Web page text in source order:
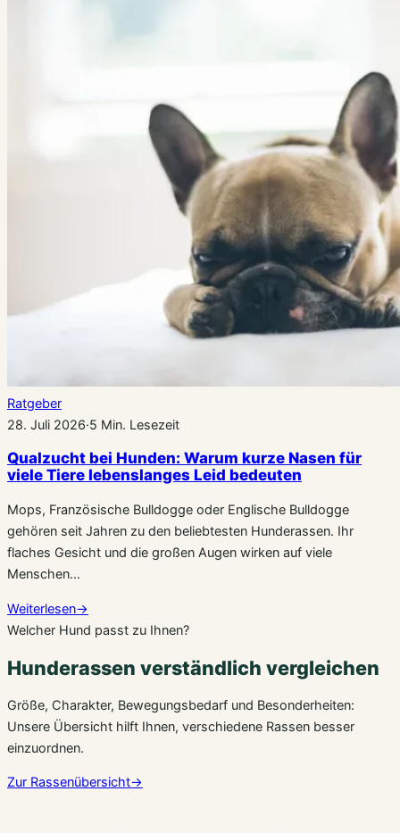
Ratgeber
28. Juli 2026·5 Min. Lesezeit
Qualzucht bei Hunden: Warum kurze Nasen für
viele Tiere lebenslanges Leid bedeuten
Mops, Französische Bulldogge oder Englische Bulldogge
gehören seit Jahren zu den beliebtesten Hunderassen. Ihr
flaches Gesicht und die großen Augen wirken auf viele
Menschen…
Weiterlesen→
Welcher Hund passt zu Ihnen?
Hunderassen verständlich vergleichen
Größe, Charakter, Bewegungsbedarf und Besonderheiten:
Unsere Übersicht hilft Ihnen, verschiedene Rassen besser
einzuordnen.
Zur Rassenübersicht→